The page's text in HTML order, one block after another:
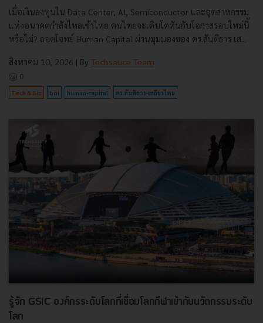
เมื่อเงินลงทุนใน Data Center, AI, Semiconductor และอุตสาหกรรม
แห่งอนาคตกำลังไหลเข้าไทย คนไทยจะเติบโตทันกับโอกาสรอบใหม่นี้
หรือไม่? ถอดโจทย์ Human Capital ผ่านมุมมองของ ดร.สันติธาร เส...
สิงหาคม 10, 2026 | By Techsauce Team
0
Tech & Biz boi human-capital ดร.สันติธาร-เสถียรไทย
รู้จัก GSIC องค์กรระดับโลกที่เชื่อมโลกกีฬาเข้ากับนวัตกรรมระดับ
โลก